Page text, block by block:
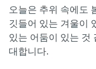
오늘은 추위 속에도
깃들어 있는 겨울이
있는 어둠이 있는 것
대합니다.